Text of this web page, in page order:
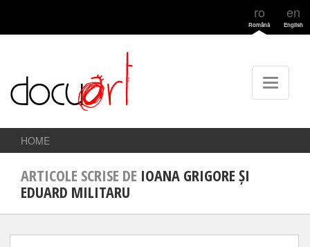
ro
Română
en
English
HOME
ARTICOLE SCRISE DE IOANA GRIGORE ȘI
EDUARD MILITARU